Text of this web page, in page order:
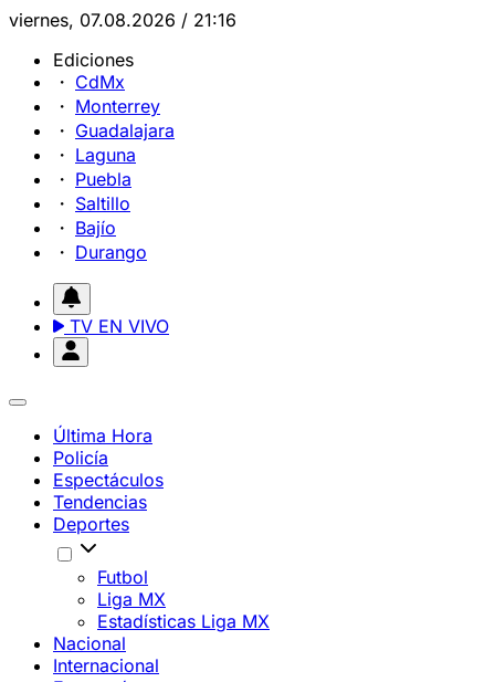
viernes, 07.08.2026 / 21:16
Ediciones
CdMx
Monterrey
Guadalajara
Laguna
Puebla
Saltillo
Bajío
Durango
TV EN VIVO
Última Hora
Policía
Espectáculos
Tendencias
Deportes
Futbol
Liga MX
Estadísticas Liga MX
Nacional
Internacional